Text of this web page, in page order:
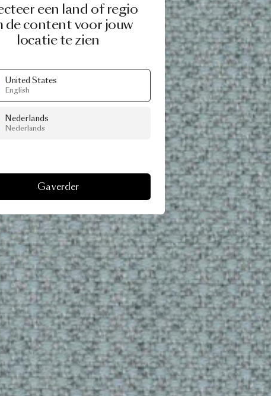
een land of regio
de content voor jouw
locatie te zien
United States
English
Nederlands
Nederlands
Ga verder